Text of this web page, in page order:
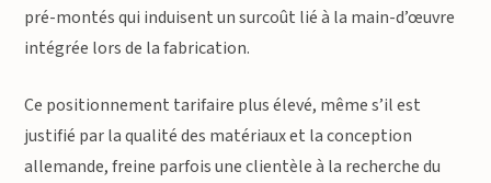
pré-montés qui induisent un surcoût lié à la main-d’œuvre
intégrée lors de la fabrication.
Ce positionnement tarifaire plus élevé, même s’il est
justifié par la qualité des matériaux et la conception
allemande, freine parfois une clientèle à la recherche du